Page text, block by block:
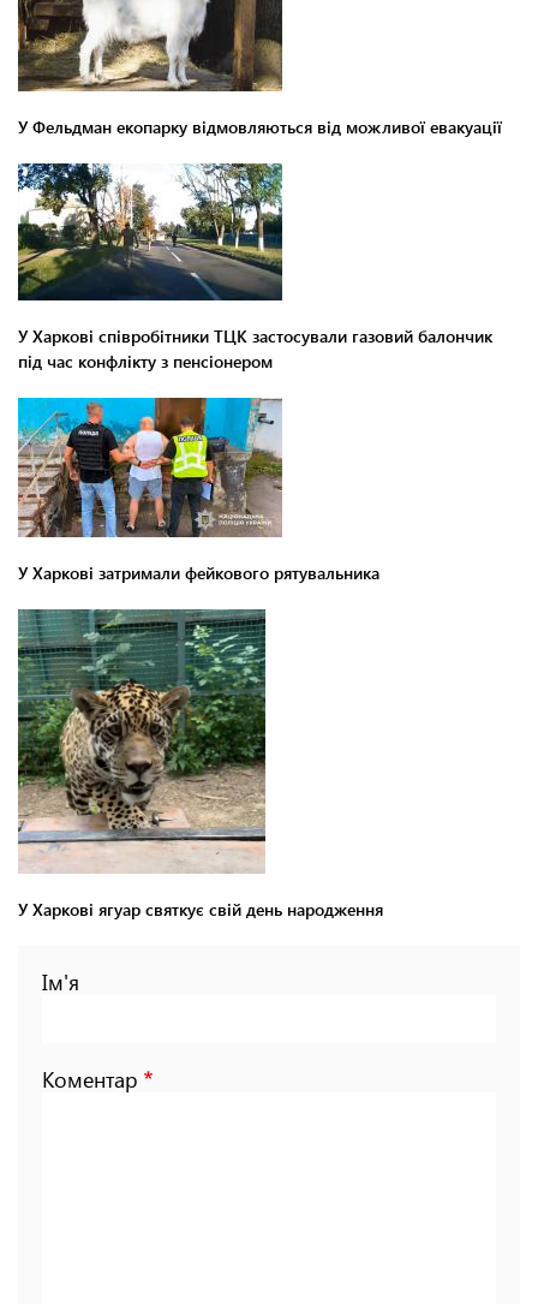
У Фельдман екопарку відмовляються від можливої евакуації
У Харкові співробітники ТЦК застосували газовий балончик
під час конфлікту з пенсіонером
У Харкові затримали фейкового рятувальника
У Харкові ягуар святкує свій день народження
Ім'я
Коментар